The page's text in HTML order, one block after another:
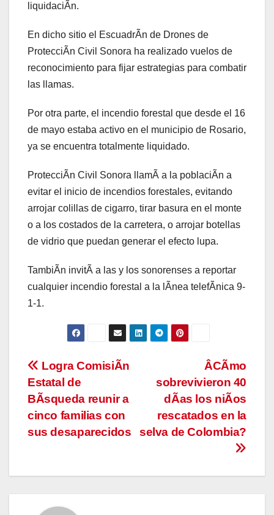
liquidaciÃn.
En dicho sitio el EscuadrÃn de Drones de
ProtecciÃn Civil Sonora ha realizado vuelos de
reconocimiento para fijar estrategias para combatir
las llamas.
Por otra parte, el incendio forestal que desde el 16
de mayo estaba activo en el municipio de Rosario,
ya se encuentra totalmente liquidado.
ProtecciÃn Civil Sonora llamÃ a la poblaciÃn a
evitar el inicio de incendios forestales, evitando
arrojar colillas de cigarro, tirar basura en el monte
o a los costados de la carretera, o arrojar botellas
de vidrio que puedan generar el efecto lupa.
TambiÃn invitÃ a las y los sonorenses a reportar
cualquier incendio forestal a la lÃnea telefÃnica 9-
1-1.
Navegación
de
entradas
ÂCÃmo
sobrevivieron 40
dÃas los niÃos
rescatados en la
selva de Colombia?
Logra ComisiÃn
Estatal de
BÃsqueda reunir a
cinco familias con
sus desaparecidos